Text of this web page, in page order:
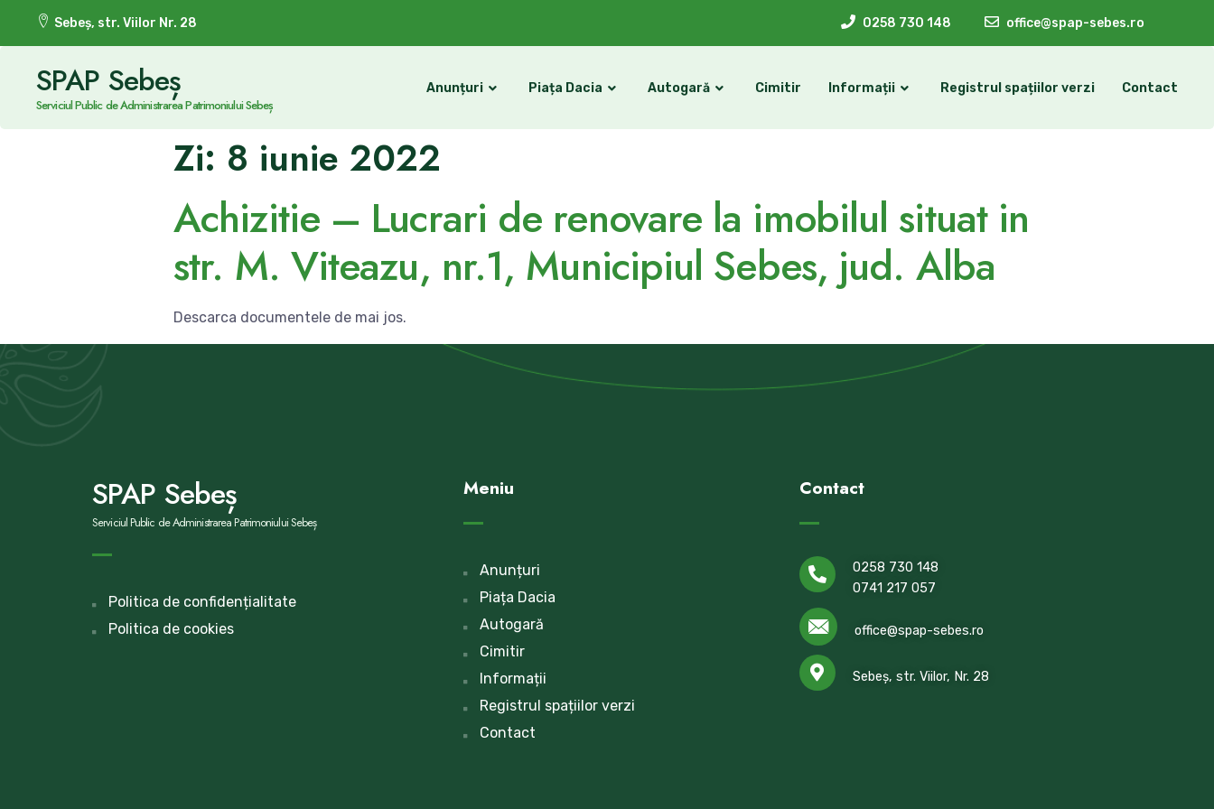
Sebeș, str. Viilor Nr. 28 0258 730 148 office@spap-sebes.ro
SPAP Sebeș
Serviciul Public de Administrarea Patrimoniului Sebeș
Anunțuri Piața Dacia Autogară Cimitir Informații Registrul spațiilor verzi Contact
Zi: 8 iunie 2022
Achizitie – Lucrari de renovare la imobilul situat in
str. M. Viteazu, nr.1, Municipiul Sebes, jud. Alba
Descarca documentele de mai jos.
SPAP Sebeș
Serviciul Public de Administrarea Patrimoniului Sebeș
Politica de confidențialitate
Politica de cookies
Meniu
Anunțuri
Piața Dacia
Autogară
Cimitir
Informații
Registrul spațiilor verzi
Contact
Contact
0258 730 148
0741 217 057
office@spap-sebes.ro
Sebeș, str. Viilor, Nr. 28